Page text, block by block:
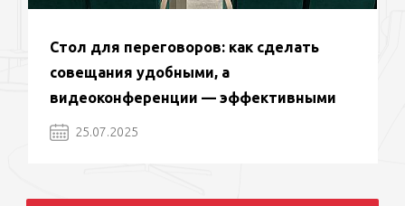
Стол для переговоров: как сделать
совещания удобными, а
видеоконференции — эффективными
25.07.2025